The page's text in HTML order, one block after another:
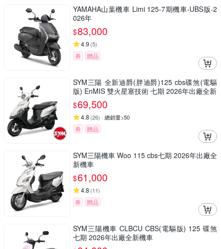
YAMAHA山葉機車 Limi 125-7期機車-UBS版-2
026年
$83,000
4.9 (5)
券 贈品
SYM三陽 全新迪爵(胖迪爵)125 cbs碟煞(電驅
版) EnMIS 雙火星塞技術 七期 2026年出廠全新
$69,500
4.8 (26) 總銷量>50
券 贈品
SYM三陽機車 Woo 115 cbs七期 2026年出廠全
新機車
$61,000
4.8 (11)
券 贈品
SYM三陽機車 CLBCU CBS(電驅版) 125 碟煞
七期 2026年出廠全新機車